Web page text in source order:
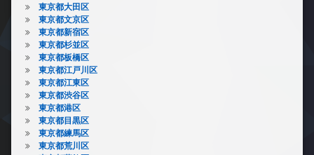
東京都大田区
東京都文京区
東京都新宿区
東京都杉並区
東京都板橋区
東京都江戸川区
東京都江東区
東京都渋谷区
東京都港区
東京都目黒区
東京都練馬区
東京都荒川区